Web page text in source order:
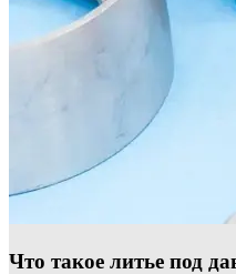
Что такое литье под